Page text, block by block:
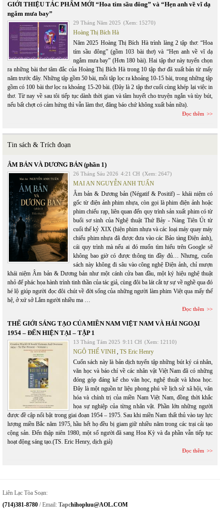
GIỚI THIỆU TÁC PHẨM MỚI “Hoa tím sầu đông” và “Hẹn anh về vĩ dạ
ngắm mưa bay”
29 Tháng Năm 2025 (Xem: 15270)
Hoàng Thị Bích Hà
Năm 2025 Hoàng Thị Bích Hà trình làng 2 tập thơ: “Hoa
tím sầu đông” (gồm 103 bài thơ) và “Hẹn anh về vĩ dạ
ngắm mưa bay” (Hơn 180 bài). Hai tập thơ này tuyển chọn
ra những bài thơ tâm đắc của Hoàng Thị Bích Hà trong 10 tập thơ đã xuất bản từ mấy
năm trước đây. Những tập gồm 50 bài, mỗi tập lọc ra khoảng 10-15 bài, trong những tập
gồm có 100 bài thơ lọc ra khoảng 15-20 bài. (Đây là 2 tập thơ cuối cùng khép lại việc in
thơ. Từ nay về sau tôi tiếp tục dành thời gian và tâm huyết cho truyện ngắn và tùy bút,
nếu bất chợt có cảm hứng thì vẫn làm thơ, đăng báo chứ không xuất bản nữa).
Đọc thêm
Tin sách & Trích đoạn
ÂM BẢN VÀ DƯƠNG BẢN (phần 1)
26 Tháng Sáu 2026 4:21 CH (Xem: 2647)
MAI AN NGUYỄN ANH TUẤN
Âm bản & Dương bản (Négatif & Positif) – khái niệm có
gốc từ điện ảnh phim nhựa, còn gọi là phim điện ảnh hoặc
phim chiếu rạp, liên quan đến quy trình sản xuất phim có từ
buổi sơ sinh của Nghệ thuật Thứ Bảy - Nàng Tiên Út từ
cuối thế kỷ XIX (hiện phim nhựa và các loại máy quay máy
chiếu phim nhựa đã được đưa vào các Bảo tàng Điện ảnh),
cái quy trình mà nếu ai đó muốn tìm hiểu trên Google sẽ
không bao giờ có được thông tin đầy đủ… Nhưng, cuốn
sách này không đi sâu vào công nghệ Điện ảnh, chỉ mượn
khái niệm Âm bản & Dương bản như một cánh cửa ban đầu, một ký hiệu nghệ thuật
nhỏ để phác họa hành trình tinh thần của tác giả, cùng đôi ba lát cắt tự sự về nghề qua đó
hé lộ giúp người đọc đôi chút về đời sống của những người làm phim Việt qua mấy thế
hệ, ở xứ sở Lắm người nhiều ma …
Đọc thêm
THẾ GIỚI SÁNG TẠO CỦA MIỀN NAM VIỆT NAM VÀ HẢI NGOẠI
1954 – ĐẾN HIỆN TẠI – TẬP 1
13 Tháng Tám 2025 9:11 CH (Xem: 12110)
NGÔ THẾ VINH, TS Eric Henry
Cuốn sách này là bản dịch tuyển tập những bút ký cá nhân,
văn học và báo chí về các nhân vật Việt Nam đã có những
đóng góp đáng kể cho văn học, nghệ thuật và khoa học.
Đây là một nguồn tư liệu phong phú về lịch sử xã hội, văn
hóa và chính trị của miền Nam Việt Nam, đồng thời khắc
họa sự nghiệp của từng nhân vật. Phần lớn những người
được đề cập nổi bật trong giai đoạn 1954 – 1975. Sau khi miền Nam thất thủ vào tay lực
lượng miền Bắc năm 1975, hầu hết họ đều bị giam giữ nhiều năm trong các trại cải tạo
cộng sản. Đến thập niên 1980, một số người đã sang Hoa Kỳ và đa phần vẫn tiếp tục
hoạt động sáng tạo.(TS. Eric Henry, dịch giả)
Đọc thêm
Liên Lạc Tòa Soạn:
(714)381-8780 / Email: TapcHihopluu@AOL.COM